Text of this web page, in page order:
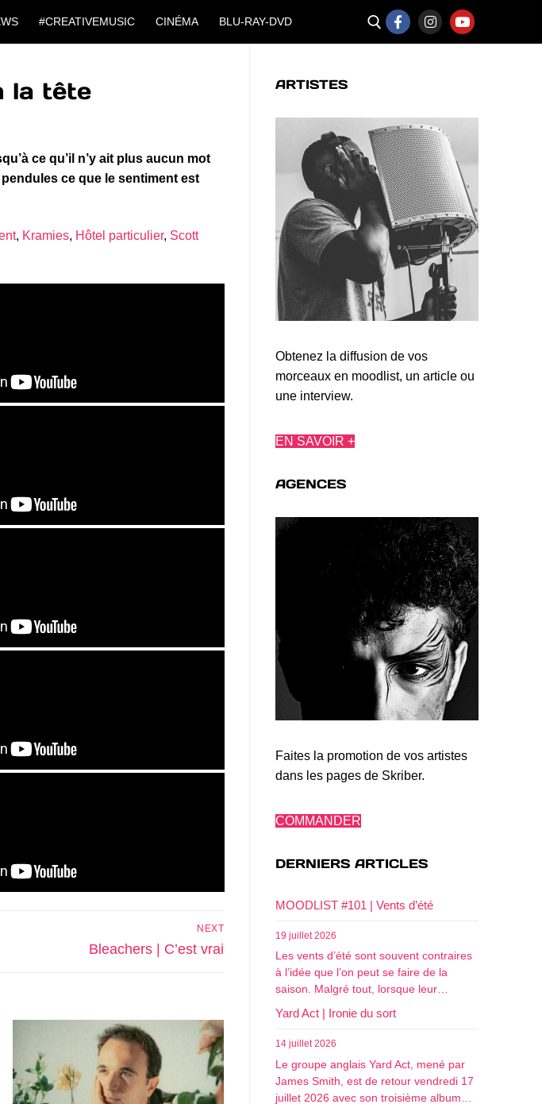
#CREATIVEMUSIC CINÉMA BLU-RAY-DVD
la tête
ce qu’il n’y ait plus aucun mot
ce que le sentiment est
, Kramies, Hôtel particulier, Scott
NEXT
Bleachers | C’est vrai
ARTISTES
Obtenez la diffusion de vos
morceaux en moodlist, un article ou
une interview.
EN SAVOIR +
AGENCES
Faites la promotion de vos artistes
dans les pages de Skriber.
COMMANDER
DERNIERS ARTICLES
MOODLIST #101 | Vents d’été
19 juillet 2026
Les vents d’été sont souvent contraires
à l’idée que l’on peut se faire de la
saison. Malgré tout, lorsque leur…
Yard Act | Ironie du sort
14 juillet 2026
Le groupe anglais Yard Act, mené par
James Smith, est de retour vendredi 17
juillet 2026 avec son troisième album…